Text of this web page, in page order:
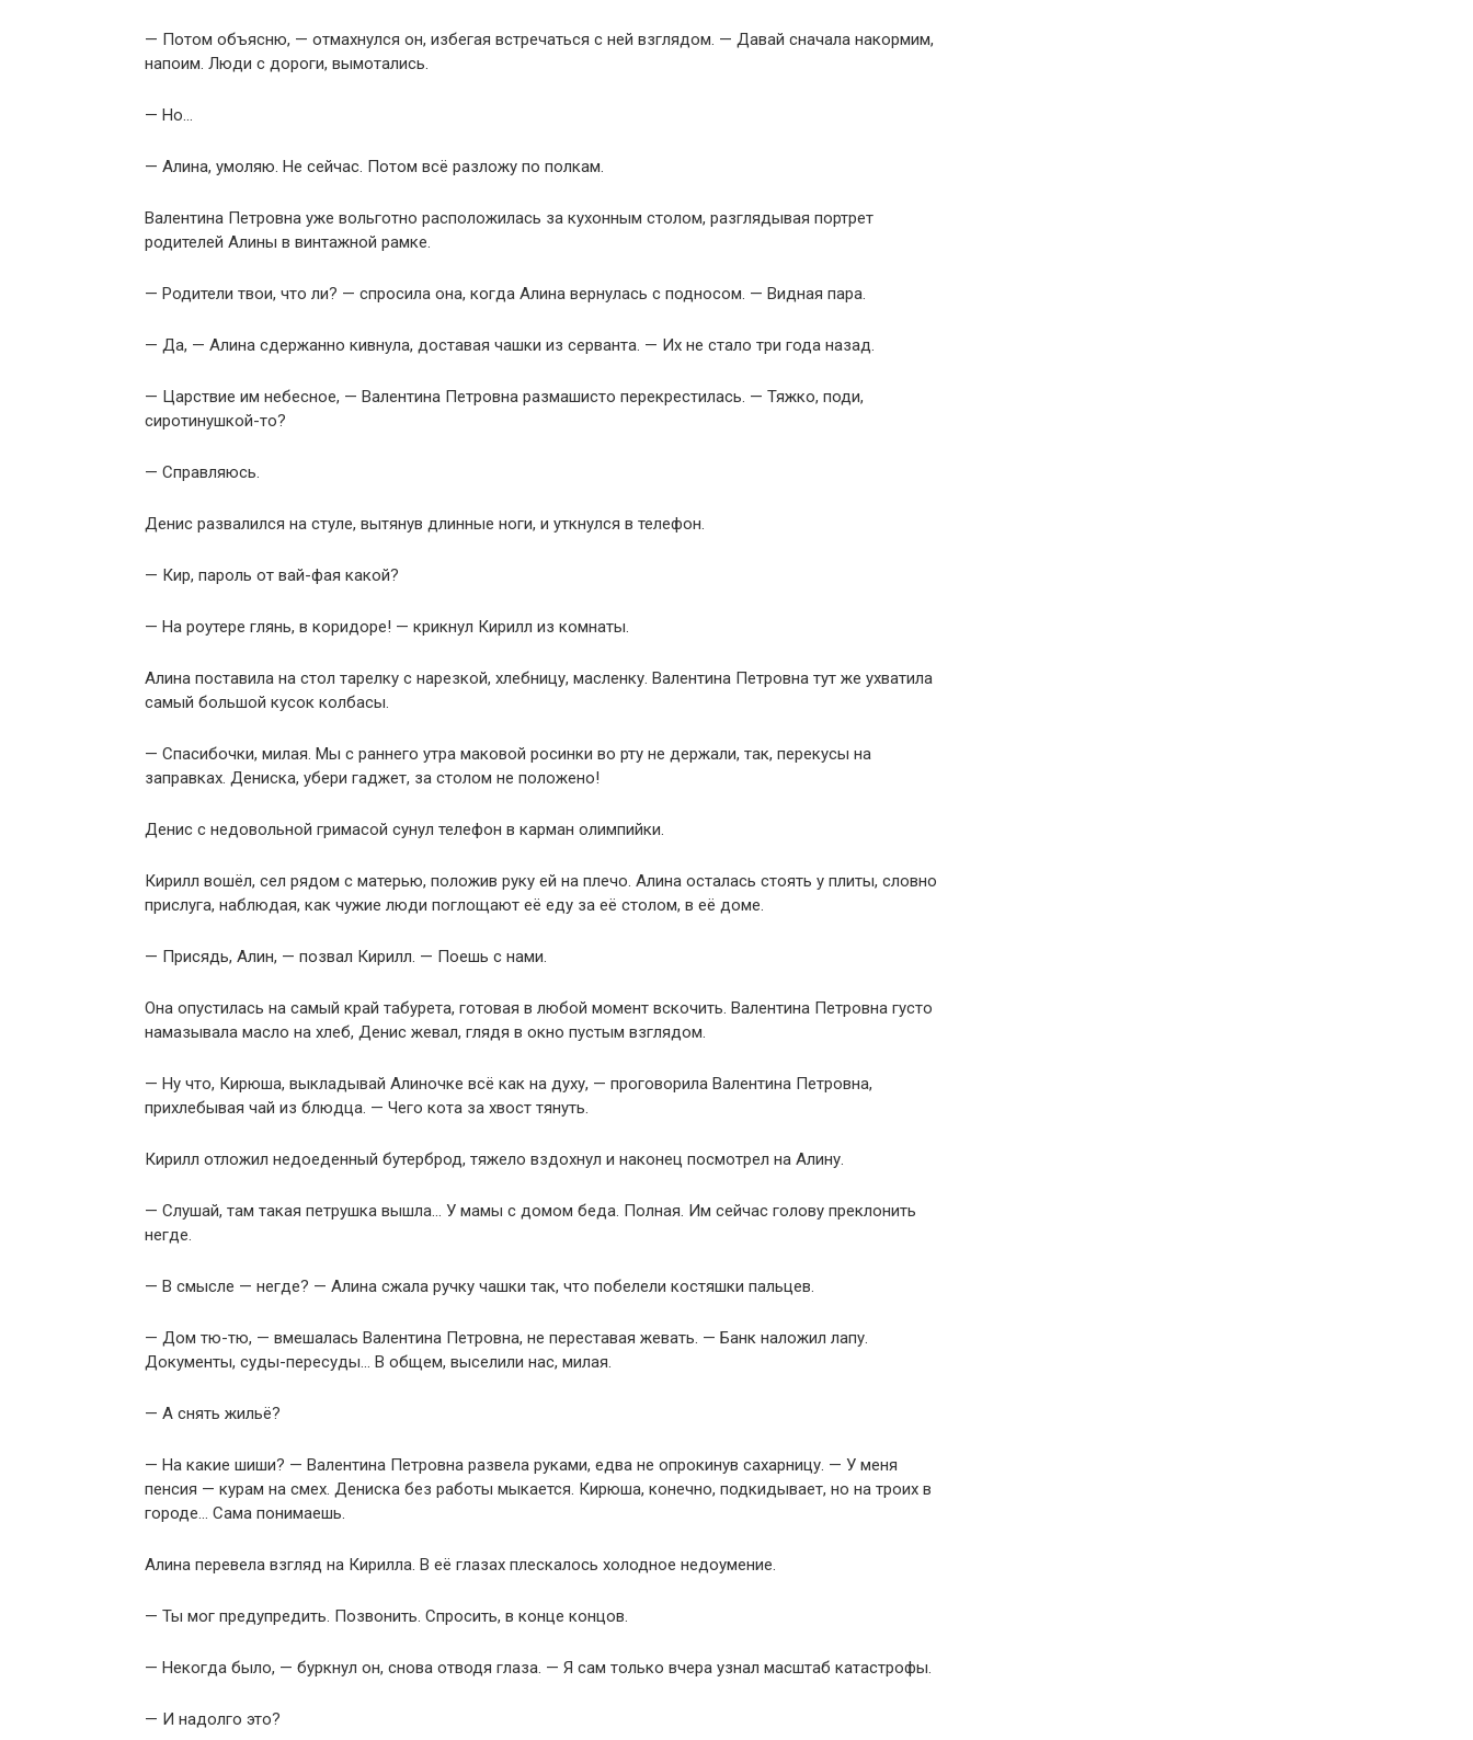
— Потом объясню, — отмахнулся он, избегая встречаться с ней взглядом. — Давай сначала накормим,
напоим. Люди с дороги, вымотались.
— Но…
— Алина, умоляю. Не сейчас. Потом всё разложу по полкам.
Валентина Петровна уже вольготно расположилась за кухонным столом, разглядывая портрет
родителей Алины в винтажной рамке.
— Родители твои, что ли? — спросила она, когда Алина вернулась с подносом. — Видная пара.
— Да, — Алина сдержанно кивнула, доставая чашки из серванта. — Их не стало три года назад.
— Царствие им небесное, — Валентина Петровна размашисто перекрестилась. — Тяжко, поди,
сиротинушкой-то?
— Справляюсь.
Денис развалился на стуле, вытянув длинные ноги, и уткнулся в телефон.
— Кир, пароль от вай-фая какой?
— На роутере глянь, в коридоре! — крикнул Кирилл из комнаты.
Алина поставила на стол тарелку с нарезкой, хлебницу, масленку. Валентина Петровна тут же ухватила
самый большой кусок колбасы.
— Спасибочки, милая. Мы с раннего утра маковой росинки во рту не держали, так, перекусы на
заправках. Дениска, убери гаджет, за столом не положено!
Денис с недовольной гримасой сунул телефон в карман олимпийки.
Кирилл вошёл, сел рядом с матерью, положив руку ей на плечо. Алина осталась стоять у плиты, словно
прислуга, наблюдая, как чужие люди поглощают её еду за её столом, в её доме.
— Присядь, Алин, — позвал Кирилл. — Поешь с нами.
Она опустилась на самый край табурета, готовая в любой момент вскочить. Валентина Петровна густо
намазывала масло на хлеб, Денис жевал, глядя в окно пустым взглядом.
— Ну что, Кирюша, выкладывай Алиночке всё как на духу, — проговорила Валентина Петровна,
прихлебывая чай из блюдца. — Чего кота за хвост тянуть.
Кирилл отложил недоеденный бутерброд, тяжело вздохнул и наконец посмотрел на Алину.
— Слушай, там такая петрушка вышла… У мамы с домом беда. Полная. Им сейчас голову преклонить
негде.
— В смысле — негде? — Алина сжала ручку чашки так, что побелели костяшки пальцев.
— Дом тю-тю, — вмешалась Валентина Петровна, не переставая жевать. — Банк наложил лапу.
Документы, суды-пересуды… В общем, выселили нас, милая.
— А снять жильё?
— На какие шиши? — Валентина Петровна развела руками, едва не опрокинув сахарницу. — У меня
пенсия — курам на смех. Дениска без работы мыкается. Кирюша, конечно, подкидывает, но на троих в
городе… Сама понимаешь.
Алина перевела взгляд на Кирилла. В её глазах плескалось холодное недоумение.
— Ты мог предупредить. Позвонить. Спросить, в конце концов.
— Некогда было, — буркнул он, снова отводя глаза. — Я сам только вчера узнал масштаб катастрофы.
— И надолго это?